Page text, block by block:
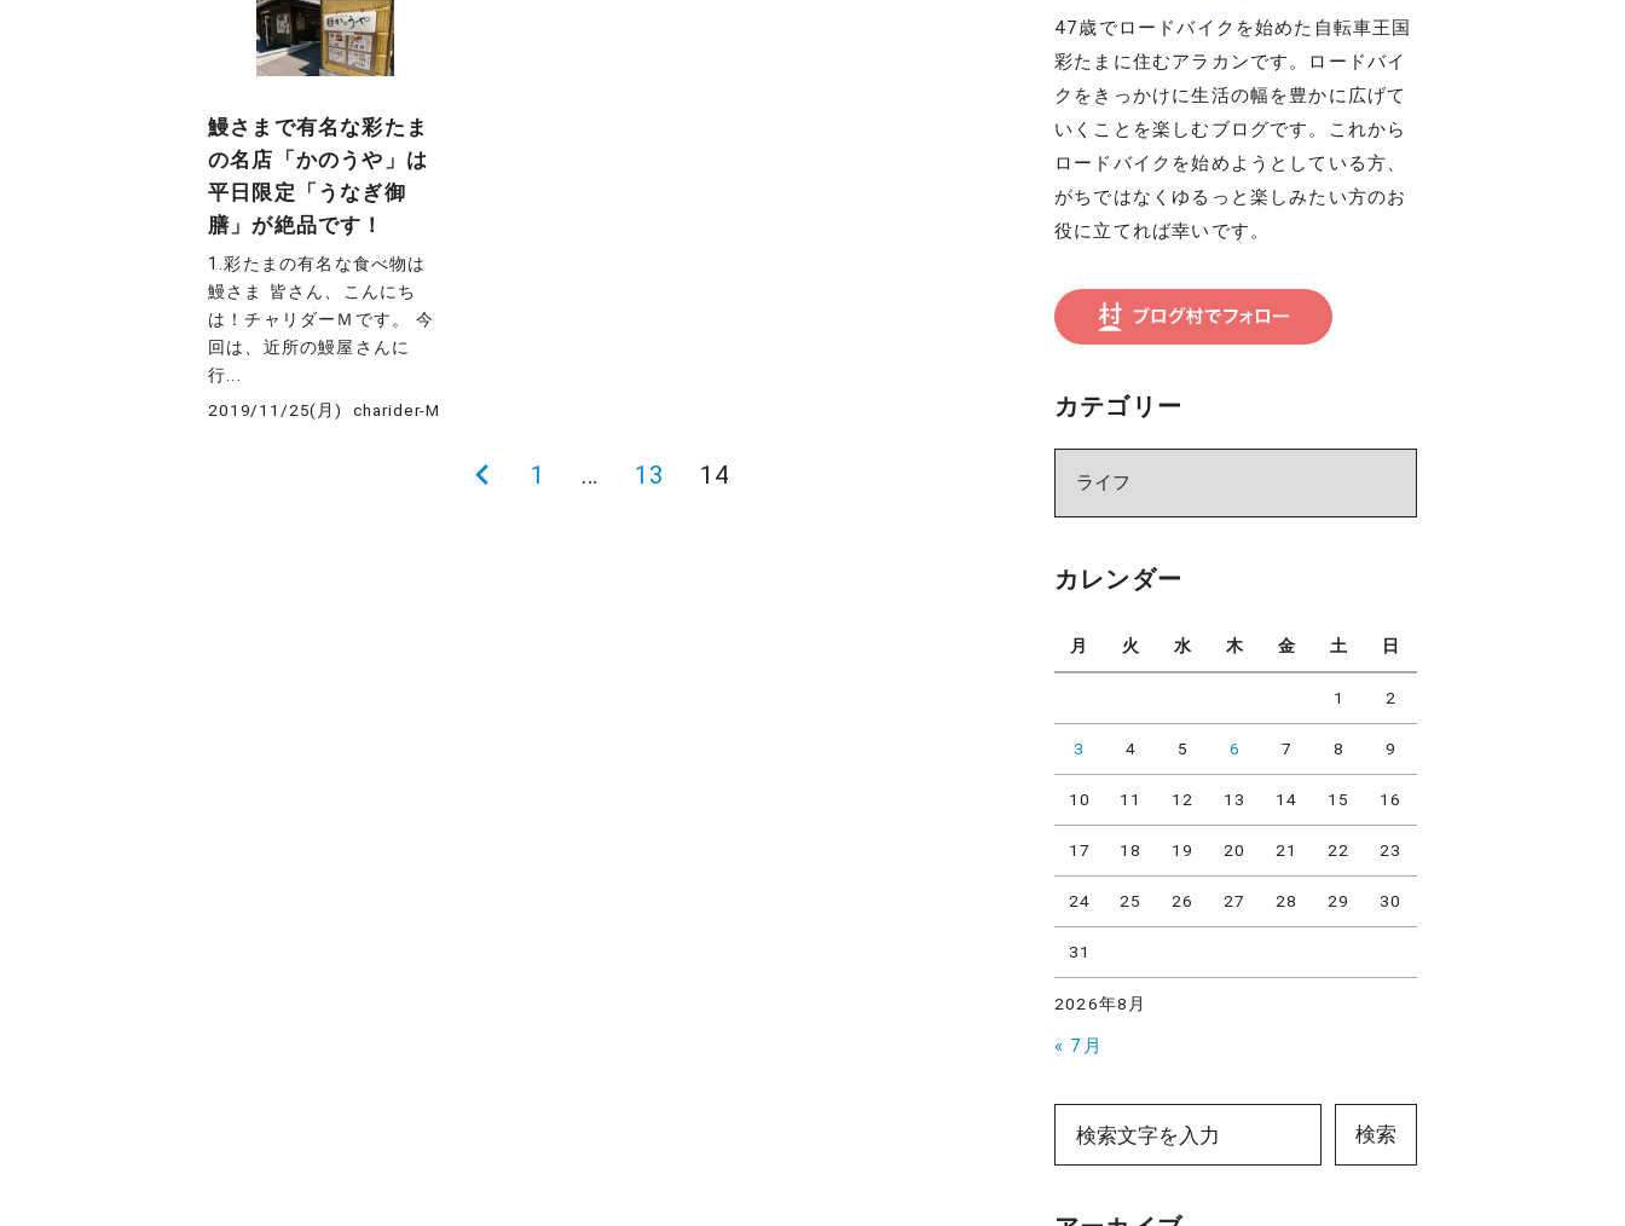
鰻さまで有名な彩たま
の名店「かのうや」は
平日限定「うなぎ御
膳」が絶品です！
1.彩たまの有名な食べ物は
鰻さま 皆さん、こんにち
は！チャリダーＭです。 今
回は、近所の鰻屋さんに
行...
2019/11/25(月) charider-M
前1 … 13 14
47歳でロードバイクを始めた自転車王国
彩たまに住むアラカンです。ロードバイ
クをきっかけに生活の幅を豊かに広げて
いくことを楽しむブログです。これから
ロードバイクを始めようとしている方、
がちではなくゆるっと楽しみたい方のお
役に立てれば幸いです。
カテゴリー
リ
カレンダー
2026年8月
月 火 水 木 金 土 日
1 2
3 4 5 6 7 8 9
10 11 12 13 14 15 16
17 18 19 20 21 22 23
24 25 26 27 28 29 30
31
« 7月
検索